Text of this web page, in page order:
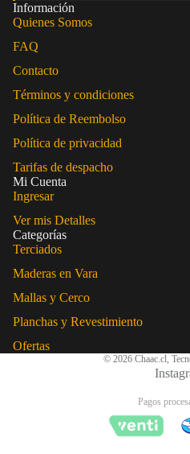
Información
Quienes Somos
FAQ
Contacto
Términos y condiciones
Política de Reembolso
Política de privacidad
Tarifas de despacho
Mi Cuenta
Ingresar
Ver mis Detalles
Categorías
Terciados
Maderas en Vara
Mallas y Cerco
Planchas y Revestimiento
Ofertas
© 2026 Chaac.cl,
Pagos